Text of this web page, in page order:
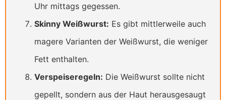
Uhr mittags gegessen.
Skinny Weißwurst: Es gibt mittlerweile auch
magere Varianten der Weißwurst, die weniger
Fett enthalten.
Verspeiseregeln: Die Weißwurst sollte nicht
gepellt, sondern aus der Haut herausgesaugt